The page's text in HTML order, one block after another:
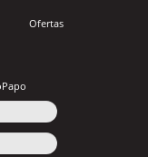
Ofertas